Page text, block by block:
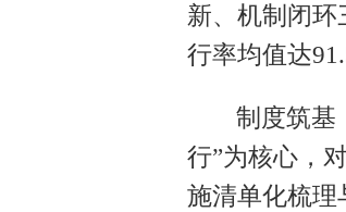
新、机制闭环
行率均值达
制度筑基
行”为核心，
施清单化梳理